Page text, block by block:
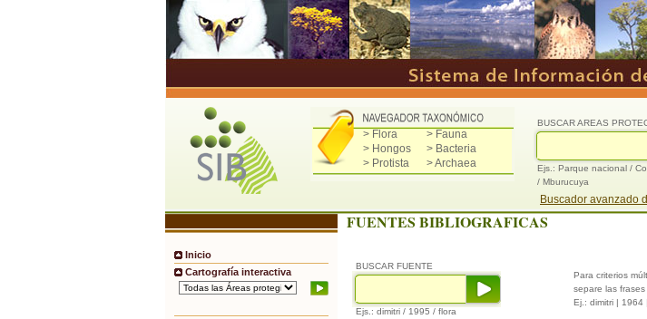
> Flora
> Fauna
> Hongos
> Bacteria
> Protista
> Archaea
BUSCAR AREAS
Ejs.: Parque nacional /
/ Mburucuya
Buscador avanzado
Inicio
Cartografía interactiva
FUENTES BIBLIOGRAFICAS
BUSCAR FUENTE
Ejs.: dimitri / 1995 / flora
Para criterios
separe las
Ej.: dimitri | 1964